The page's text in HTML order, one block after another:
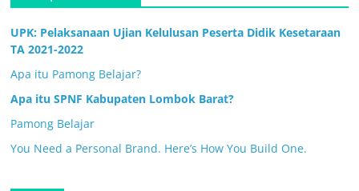
UPK: Pelaksanaan Ujian Kelulusan Peserta Didik Kesetaraan
TA 2021-2022
Apa itu Pamong Belajar?
Apa itu SPNF Kabupaten Lombok Barat?
Pamong Belajar
You Need a Personal Brand. Here’s How You Build One.